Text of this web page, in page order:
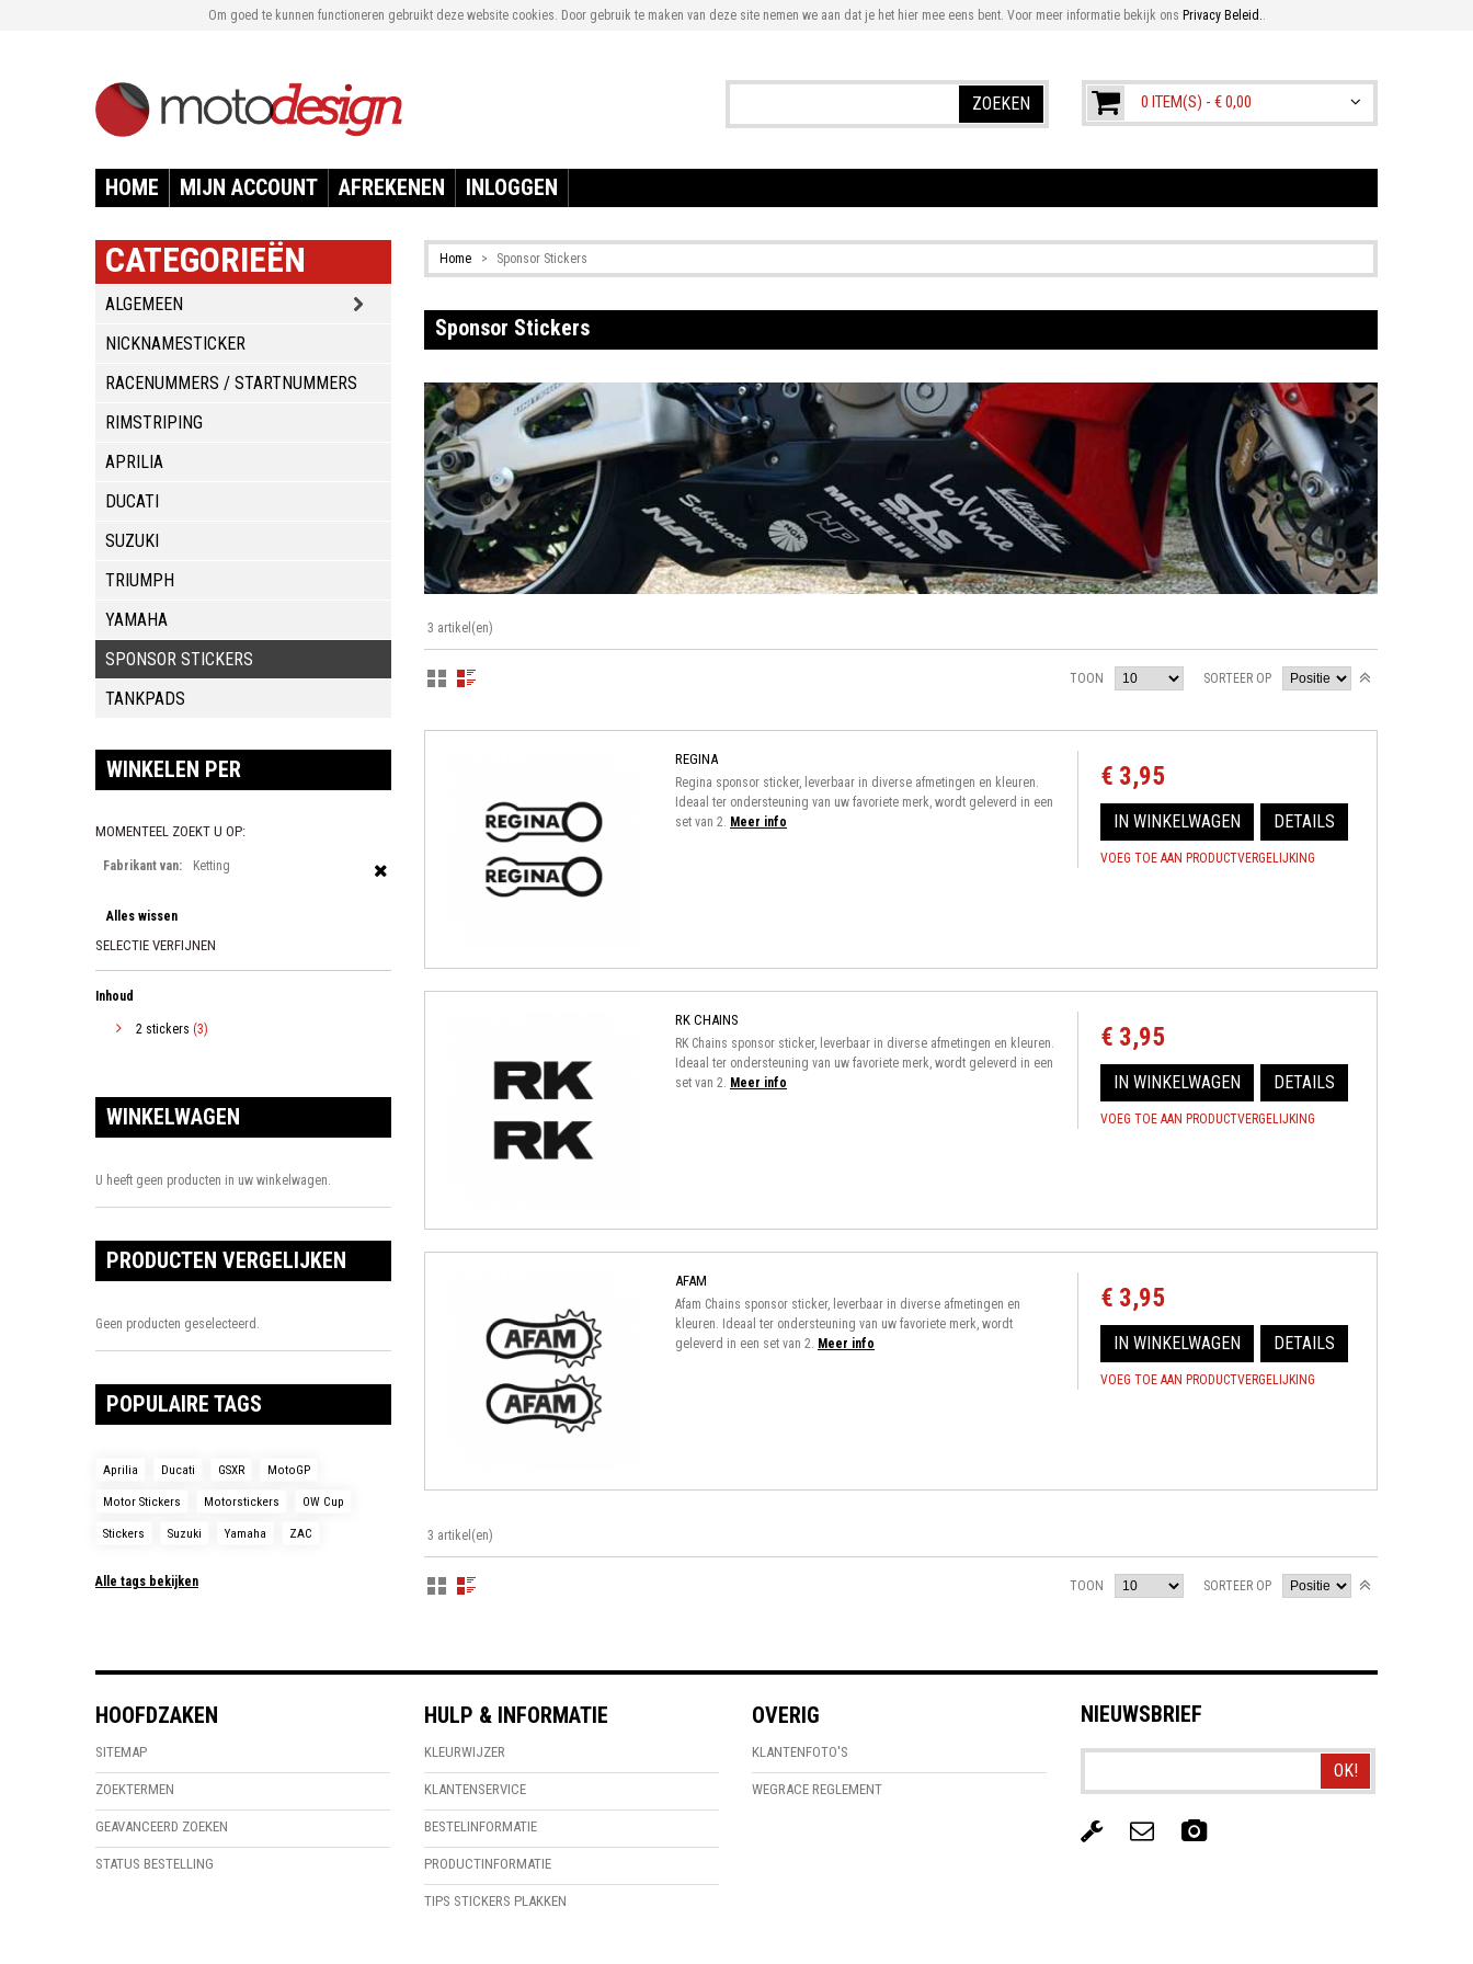
Om goed te kunnen functioneren gebruikt deze website cookies. Door gebruik te maken van deze site nemen we aan dat je het hier mee eens bent. Voor meer informatie bekijk ons Privacy Beleid..
0 ITEM(S) - € 0,00
ZOEKEN
HOME MIJN ACCOUNT AFREKENEN INLOGGEN
Home > Sponsor Stickers
Sponsor Stickers
3 artikel(en)
SORTEER OP
TOON
REGINA
Regina sponsor sticker, leverbaar in diverse afmetingen en kleuren.
Ideaal ter ondersteuning van uw favoriete merk, wordt geleverd in een
set van 2. Meer info
€ 3,95
IN WINKELWAGEN DETAILS
VOEG TOE AAN PRODUCTVERGELIJKING
RK CHAINS
RK Chains sponsor sticker, leverbaar in diverse afmetingen en kleuren.
Ideaal ter ondersteuning van uw favoriete merk, wordt geleverd in een
set van 2. Meer info
€ 3,95
IN WINKELWAGEN DETAILS
VOEG TOE AAN PRODUCTVERGELIJKING
AFAM
Afam Chains sponsor sticker, leverbaar in diverse afmetingen en
kleuren. Ideaal ter ondersteuning van uw favoriete merk, wordt
geleverd in een set van 2. Meer info
€ 3,95
IN WINKELWAGEN DETAILS
VOEG TOE AAN PRODUCTVERGELIJKING
3 artikel(en)
SORTEER OP
TOON
CATEGORIEËN
ALGEMEEN
NICKNAMESTICKER
RACENUMMERS / STARTNUMMERS
RIMSTRIPING
APRILIA
DUCATI
SUZUKI
TRIUMPH
YAMAHA
SPONSOR STICKERS
TANKPADS
WINKELEN PER
MOMENTEEL ZOEKT U OP:
Fabrikant van: Ketting
Alles wissen
SELECTIE VERFIJNEN
Inhoud
2 stickers (3)
WINKELWAGEN
U heeft geen producten in uw winkelwagen.
PRODUCTEN VERGELIJKEN
Geen producten geselecteerd.
POPULAIRE TAGS
Aprilia Ducati GSXR MotoGP
Motor Stickers Motorstickers OW Cup
Stickers Suzuki Yamaha ZAC
Alle tags bekijken
HOOFDZAKEN
SITEMAP
ZOEKTERMEN
GEAVANCEERD ZOEKEN
STATUS BESTELLING
HULP & INFORMATIE
KLEURWIJZER
KLANTENSERVICE
BESTELINFORMATIE
PRODUCTINFORMATIE
TIPS STICKERS PLAKKEN
OVERIG
KLANTENFOTO'S
WEGRACE REGLEMENT
NIEUWSBRIEF
OK!